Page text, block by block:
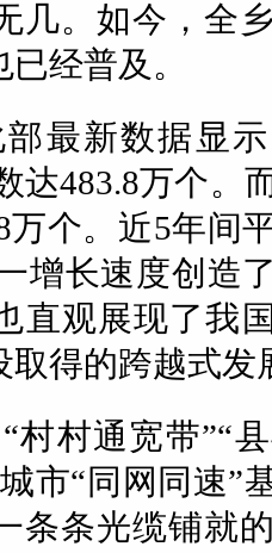
几。如今，全
经普及。
最新数据显
达483.8万个。
万个。近5年间
增长速度创造
直观展现了我
取得的跨越式发
村村通宽带”“
市“同网同速”
条条光缆铺就